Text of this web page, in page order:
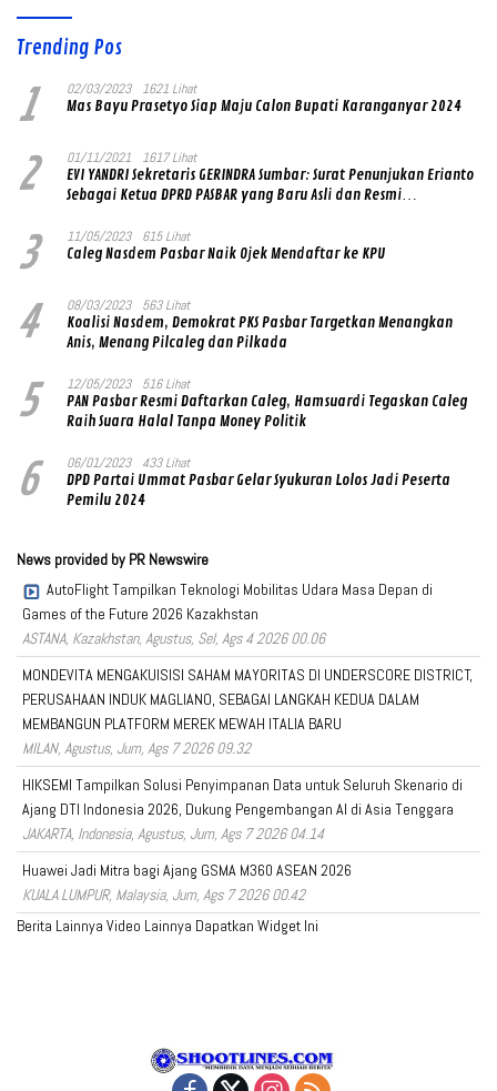
Trending Pos
1 02/03/2023 1621 Lihat
Mas Bayu Prasetyo Siap Maju Calon Bupati Karanganyar 2024
2 01/11/2021 1617 Lihat
EVI YANDRI Sekretaris GERINDRA Sumbar: Surat Penunjukan Erianto
Sebagai Ketua DPRD PASBAR yang Baru Asli dan Resmi
3 11/05/2023 615 Lihat
Caleg Nasdem Pasbar Naik Ojek Mendaftar ke KPU
4 08/03/2023 563 Lihat
Koalisi Nasdem, Demokrat PKS Pasbar Targetkan Menangkan
Anis, Menang Pilcaleg dan Pilkada
5 12/05/2023 516 Lihat
PAN Pasbar Resmi Daftarkan Caleg, Hamsuardi Tegaskan Caleg
Raih Suara Halal Tanpa Money Politik
6 06/01/2023 433 Lihat
DPD Partai Ummat Pasbar Gelar Syukuran Lolos Jadi Peserta
Pemilu 2024
News provided by PR Newswire
AutoFlight Tampilkan Teknologi Mobilitas Udara Masa Depan di
Games of the Future 2026 Kazakhstan
ASTANA, Kazakhstan, Agustus, Sel, Ags 4 2026 00.06
MONDEVITA MENGAKUISISI SAHAM MAYORITAS DI UNDERSCORE DISTRICT,
PERUSAHAAN INDUK MAGLIANO, SEBAGAI LANGKAH KEDUA DALAM
MEMBANGUN PLATFORM MEREK MEWAH ITALIA BARU
MILAN, Agustus, Jum, Ags 7 2026 09.32
HIKSEMI Tampilkan Solusi Penyimpanan Data untuk Seluruh Skenario di
Ajang DTI Indonesia 2026, Dukung Pengembangan AI di Asia Tenggara
JAKARTA, Indonesia, Agustus, Jum, Ags 7 2026 04.14
Huawei Jadi Mitra bagi Ajang GSMA M360 ASEAN 2026
KUALA LUMPUR, Malaysia, Jum, Ags 7 2026 00.42
Berita Lainnya Video Lainnya Dapatkan Widget Ini